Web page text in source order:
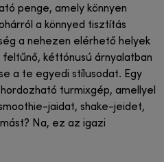
penge, amely könnyen
a könnyed tisztítás
a nehezen elérhető helyek
kéttónusú árnyalatban
a te egyedi stílusodat. Egy
turmixgép, amellyel
jaidat, shake-jeidet,
Na, ez az igazi